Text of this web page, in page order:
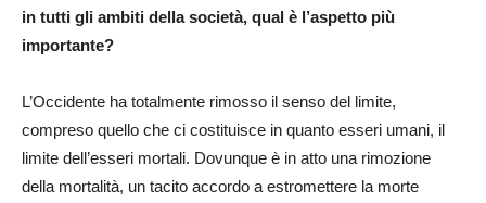
in tutti gli ambiti della società, qual è l’aspetto più
importante?
L’Occidente ha totalmente rimosso il senso del limite,
compreso quello che ci costituisce in quanto esseri umani, il
limite dell’esseri mortali. Dovunque è in atto una rimozione
della mortalità, un tacito accordo a estromettere la morte